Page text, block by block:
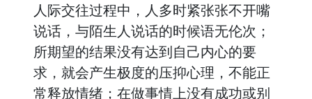
人际交往过程中，人多时紧张张不开嘴
说话，与陌生人说话的时候语无伦次；
所期望的结果没有达到自己内心的要
求，就会产生极度的压抑心理，不能正
常释放情绪；在做事情上没有成功或别